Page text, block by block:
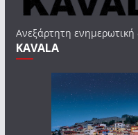
Ανεξάρτητη
KAVALA